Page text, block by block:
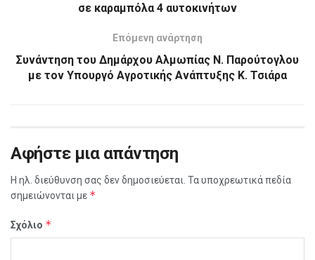
σε καραμπόλα 4 αυτοκινήτων
Επόμενη ανάρτηση
Συνάντηση του Δημάρχου Αλμωπίας Ν. Παρούτογλου
με τον Υπουργό Αγροτικής Ανάπτυξης Κ. Τσιάρα
Αφήστε μια απάντηση
Η ηλ. διεύθυνση σας δεν δημοσιεύεται. Τα υποχρεωτικά πεδία
σημειώνονται με *
Σχόλιο *